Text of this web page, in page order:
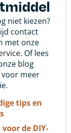
niet kiezen?
contact
met onze
. Of lees
blog
meer
tips en
voor de DIY-